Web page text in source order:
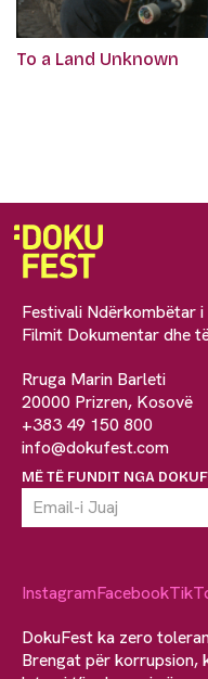
To a Land Unknown
Festivali Ndërkombëtar i
Filmit Dokumentar dhe
Rruga Marin Barleti
20000 Prizren, Kosovë
+383 49 150 800
info@dokufest.com
MË TË FUNDIT NGA
InstagramFacebook
DokuFest ka zero
Brengat për korrupsion,